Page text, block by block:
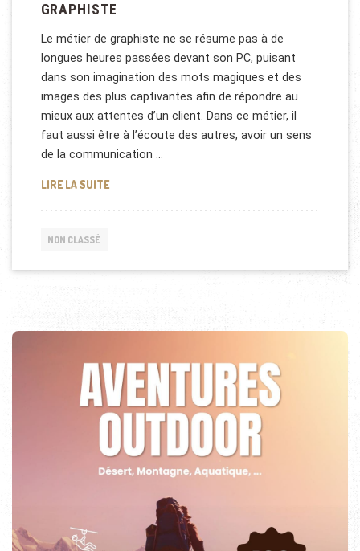
GRAPHISTE
Le métier de graphiste ne se résume pas à de
longues heures passées devant son PC, puisant
dans son imagination des mots magiques et des
images des plus captivantes afin de répondre au
mieux aux attentes d’un client. Dans ce métier, il
faut aussi être à l’écoute des autres, avoir un sens
de la communication …
LIRE LA SUITETOUT SAVOIR SUR LE MÉTIER DE GRAPHISTE
NON CLASSÉ